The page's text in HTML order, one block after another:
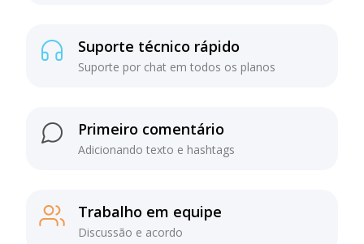
Suporte técnico rápido
Suporte por chat em todos os planos
Primeiro comentário
Adicionando texto e hashtags
Trabalho em equipe
Discussão e acordo